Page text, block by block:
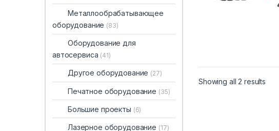
Showing all 2 results
Металлообрабатывающее
оборудование (83)
Оборудование для
автосервиса (41)
Другое оборудование (27)
Печатное оборудование (35)
Большие проекты (6)
Лазерное оборудование (17)